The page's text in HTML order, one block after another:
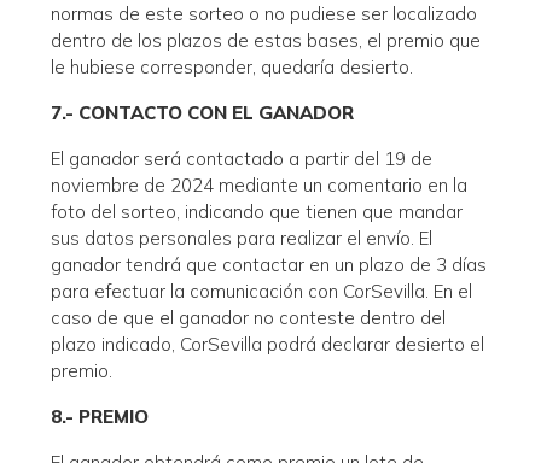
normas de este sorteo o no pudiese ser localizado
dentro de los plazos de estas bases, el premio que
le hubiese corresponder, quedaría desierto.
7.- CONTACTO CON EL GANADOR
El ganador será contactado a partir del 19 de
noviembre de 2024 mediante un comentario en la
foto del sorteo, indicando que tienen que mandar
sus datos personales para realizar el envío. El
ganador tendrá que contactar en un plazo de 3 días
para efectuar la comunicación con CorSevilla. En el
caso de que el ganador no conteste dentro del
plazo indicado, CorSevilla podrá declarar desierto el
premio.
8.- PREMIO